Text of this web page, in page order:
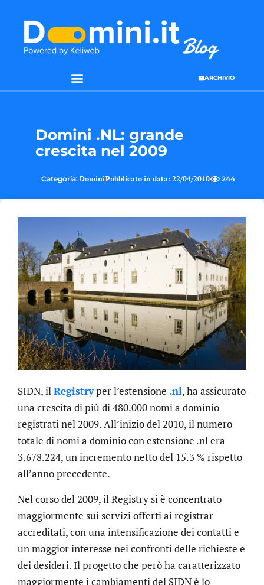
ARCHIVIO
Domini .NL: grande
crescita nel 2009
Categoria: DominiPubblicato in data: 22/04/2010 244
SIDN, ilRegistryper l’estensione .nl, ha assicurato
una crescita di più di 480.000 nomi a dominio
registrati nel 2009. All’inizio del 2010, il numero
totale di nomi a dominio con estensione .nl era
3.678.224, un incremento netto del 15.3 % rispetto
all’anno precedente.
Nel corso del 2009, il Registry si è concentrato
maggiormente sui servizi offerti ai registrar
accreditati, con una intensificazione dei contatti e
un maggior interesse nei confronti delle richieste e
dei desideri. Il progetto che però ha caratterizzato
maggiormente i cambiamenti del SIDN è lo